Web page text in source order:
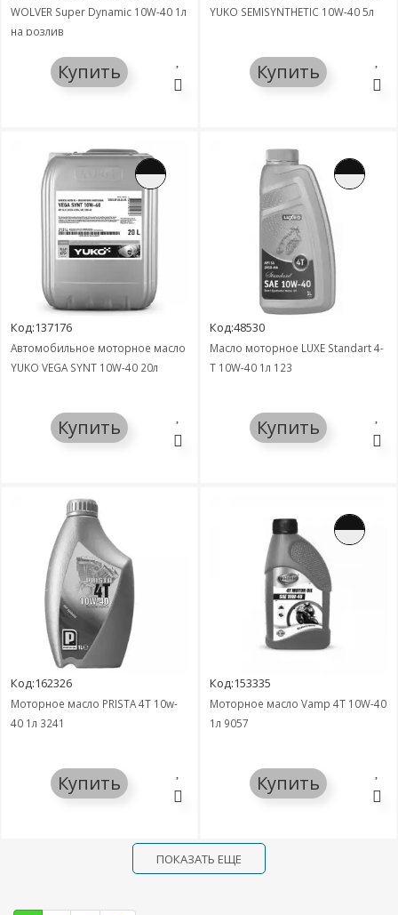
WOLVER Super Dynamic 10W-40 1л
на розлив
Купить
YUKO SEMISYNTHETIC 10W-40 5л
Купить
Код:137176
Автомобильное моторное масло
YUKO VEGA SYNT 10W-40 20л
Купить
Код:48530
Масло моторное LUXE Standart 4-
Т 10W-40 1л 123
Купить
Код:162326
Моторное масло PRISTA 4T 10w-
40 1л 3241
Купить
Код:153335
Моторное масло Vamp 4T 10W-40
1л 9057
Купить
ПОКАЗАТЬ ЕЩЕ